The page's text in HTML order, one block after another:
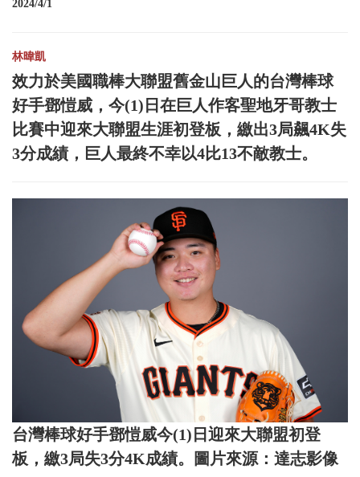
2024/4/1
林暐凱
效力於美國職棒大聯盟舊金山巨人的台灣棒球
好手鄧愷威，今(1)日在巨人作客聖地牙哥教士
比賽中迎來大聯盟生涯初登板，繳出3局飆4K失
3分成績，巨人最終不幸以4比13不敵教士。
台灣棒球好手鄧愷威今(1)日迎來大聯盟初登
板，繳3局失3分4K成績。圖片來源：達志影像